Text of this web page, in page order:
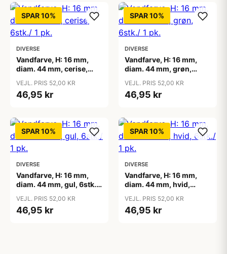
SPAR 10%
DIVERSE
Vandfarve, H: 16 mm,
diam. 44 mm, cerise,
VEJL. PRIS 52,00 KR
46,95 kr
SPAR 10%
DIVERSE
Vandfarve, H: 16 mm,
diam. 44 mm, grøn,
VEJL. PRIS 52,00 KR
46,95 kr
SPAR 10%
DIVERSE
Vandfarve, H: 16 mm,
diam. 44 mm, gul, 6stk./
VEJL. PRIS 52,00 KR
46,95 kr
SPAR 10%
DIVERSE
Vandfarve, H: 16 mm,
diam. 44 mm, hvid,
VEJL. PRIS 52,00 KR
46,95 kr